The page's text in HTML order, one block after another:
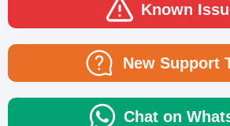
Known
New Support
Chat on